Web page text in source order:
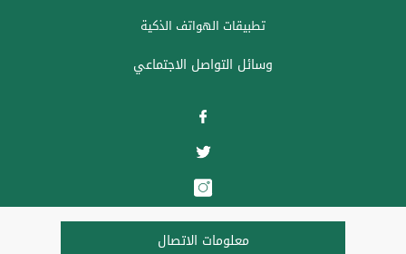
تطبيقات الهواتف الذكية
وسائل التواصل الاجتماعي
معلومات الاتصال